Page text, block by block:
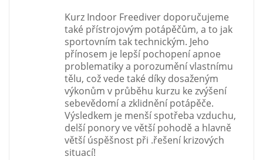
Kurz Indoor Freediver doporučujeme
také přístrojovým potápěčům, a to jak
sportovním tak technickým. Jeho
přínosem je lepší pochopení apnoe
problematiky a porozumění vlastnímu
tělu, což vede také díky dosaženým
výkonům v průběhu kurzu ke zvýšení
sebevědomí a zklidnění potápěče.
Výsledkem je menší spotřeba vzduchu,
delší ponory ve větší pohodě a hlavně
větší úspěšnost při .řešení krizových
situací!